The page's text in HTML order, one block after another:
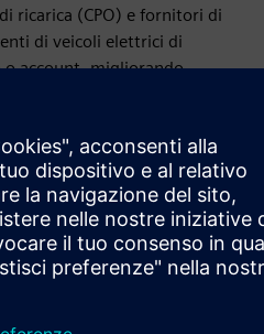
ricarica (CPO) e fornitori di
di veicoli elettrici di
o account, migliorando
di dati in tempo reale,
e piattaforme di ricarica.